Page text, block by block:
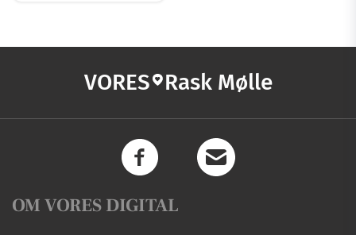
VORES Rask Mølle
OM VORES DIGITAL